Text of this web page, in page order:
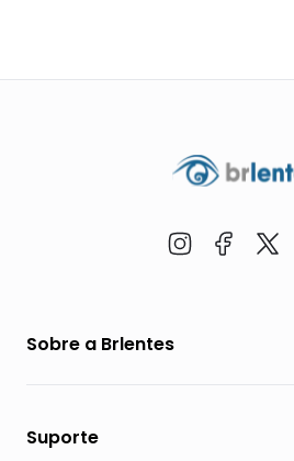
Sobre a Brlentes
Suporte